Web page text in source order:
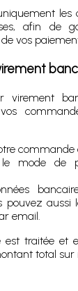
afin de
vos
virement
commande
le mode de
pouvez
email.
traitée et
total sur